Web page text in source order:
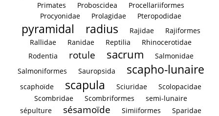
Primates
Proboscidea
Procellariiformes
Procyonidae
Prolagidae Pteropodidae
pyramidal radius Rajidae
Rajiformes
Rallidae
Ranidae Reptilia
Rhinocerotidae
Rodentia
rotule sacrum
Salmonidae
Salmoniformes
Sauropsida scapho-lunaire
scaphoïde scapula Sciuridae
Scolopacidae
Scombridae
Scombriformes
semi-lunaire
sépulture
sésamoïde Simiiformes
Sparidae